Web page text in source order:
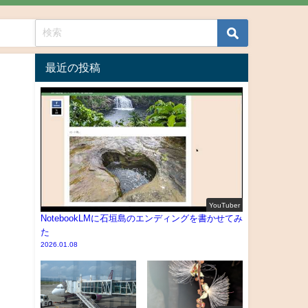
最近の投稿
YouTuber
NotebookLMに石垣島のエンディングを書かせてみ
た
2026.01.08